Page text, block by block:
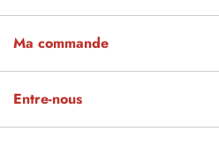
Ma commande
Entre-nous